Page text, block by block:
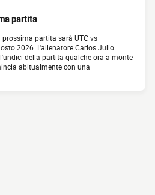
partita
prossima partita sarà UTC vs
2026. L'allenatore Carlos Julio
della partita qualche ora a monte
abitualmente con una